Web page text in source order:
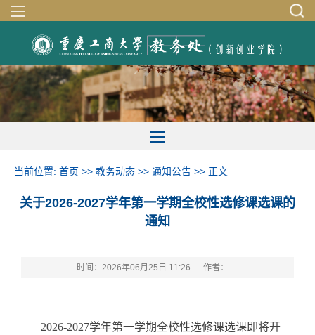
当前位置: 首页 >> 教务动态 >> 通知公告 >> 正文
关于2026-2027学年第一学期全校性选修课选课的
通知
时间：2026年06月25日 11:26 作者：
2026-2027学年第一学期全校性选修课选课即将开